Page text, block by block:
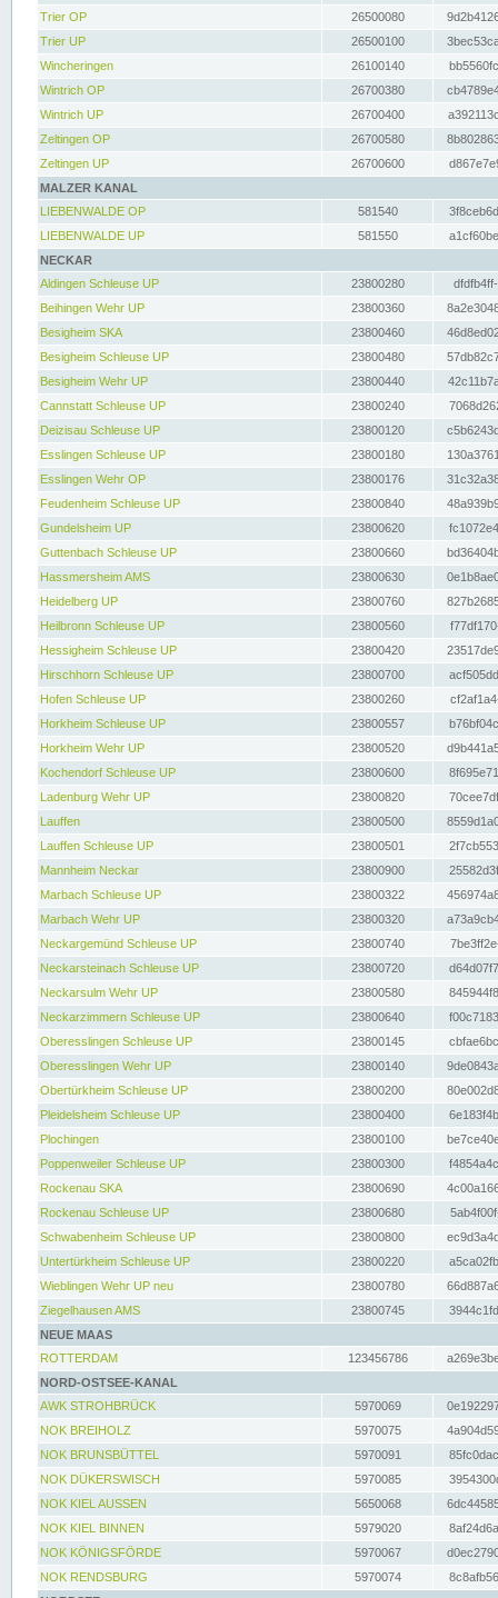
Trier OP
26500080
Trier UP
26500100
Wincheringen
26100140
Wintrich OP
26700380
Wintrich UP
26700400
Zeltingen OP
26700580
Zeltingen UP
26700600
MALZER KANAL
LIEBENWALDE OP
581540
LIEBENWALDE UP
581550
NECKAR
Aldingen Schleuse UP
23800280
Beihingen Wehr UP
23800360
Besigheim SKA
23800460
Besigheim Schleuse UP
23800480
Besigheim Wehr UP
23800440
Cannstatt Schleuse UP
23800240
Deizisau Schleuse UP
23800120
Esslingen Schleuse UP
23800180
Esslingen Wehr OP
23800176
Feudenheim Schleuse UP
23800840
Gundelsheim UP
23800620
Guttenbach Schleuse UP
23800660
Hassmersheim AMS
23800630
Heidelberg UP
23800760
Heilbronn Schleuse UP
23800560
Hessigheim Schleuse UP
23800420
Hirschhorn Schleuse UP
23800700
Hofen Schleuse UP
23800260
Horkheim Schleuse UP
23800557
Horkheim Wehr UP
23800520
Kochendorf Schleuse UP
23800600
Ladenburg Wehr UP
23800820
Lauffen
23800500
Lauffen Schleuse UP
23800501
Mannheim Neckar
23800900
Marbach Schleuse UP
23800322
Marbach Wehr UP
23800320
Neckargemünd Schleuse UP
23800740
Neckarsteinach Schleuse UP
23800720
Neckarsulm Wehr UP
23800580
Neckarzimmern Schleuse UP
23800640
Oberesslingen Schleuse UP
23800145
Oberesslingen Wehr UP
23800140
Obertürkheim Schleuse UP
23800200
Pleidelsheim Schleuse UP
23800400
Plochingen
23800100
Poppenweiler Schleuse UP
23800300
Rockenau SKA
23800690
Rockenau Schleuse UP
23800680
Schwabenheim Schleuse UP
23800800
Untertürkheim Schleuse UP
23800220
Wieblingen Wehr UP neu
23800780
Ziegelhausen AMS
23800745
NEUE MAAS
ROTTERDAM
123456786
NORD-OSTSEE-KANAL
AWK STROHBRÜCK
5970069
NOK BREIHOLZ
5970075
NOK BRUNSBÜTTEL
5970091
NOK DÜKERSWISCH
5970085
NOK KIEL AUSSEN
5650068
NOK KIEL BINNEN
5979020
NOK KÖNIGSFÖRDE
5970067
NOK RENDSBURG
5970074